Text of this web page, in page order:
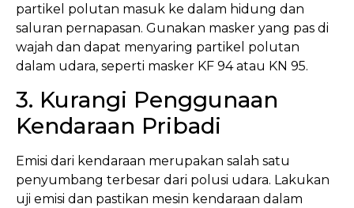
partikel polutan masuk ke dalam hidung dan
saluran pernapasan. Gunakan masker yang pas di
wajah dan dapat menyaring partikel polutan
dalam udara, seperti masker KF 94 atau KN 95.
3. Kurangi Penggunaan
Kendaraan Pribadi
Emisi dari kendaraan merupakan salah satu
penyumbang terbesar dari polusi udara. Lakukan
uji emisi dan pastikan mesin kendaraan dalam